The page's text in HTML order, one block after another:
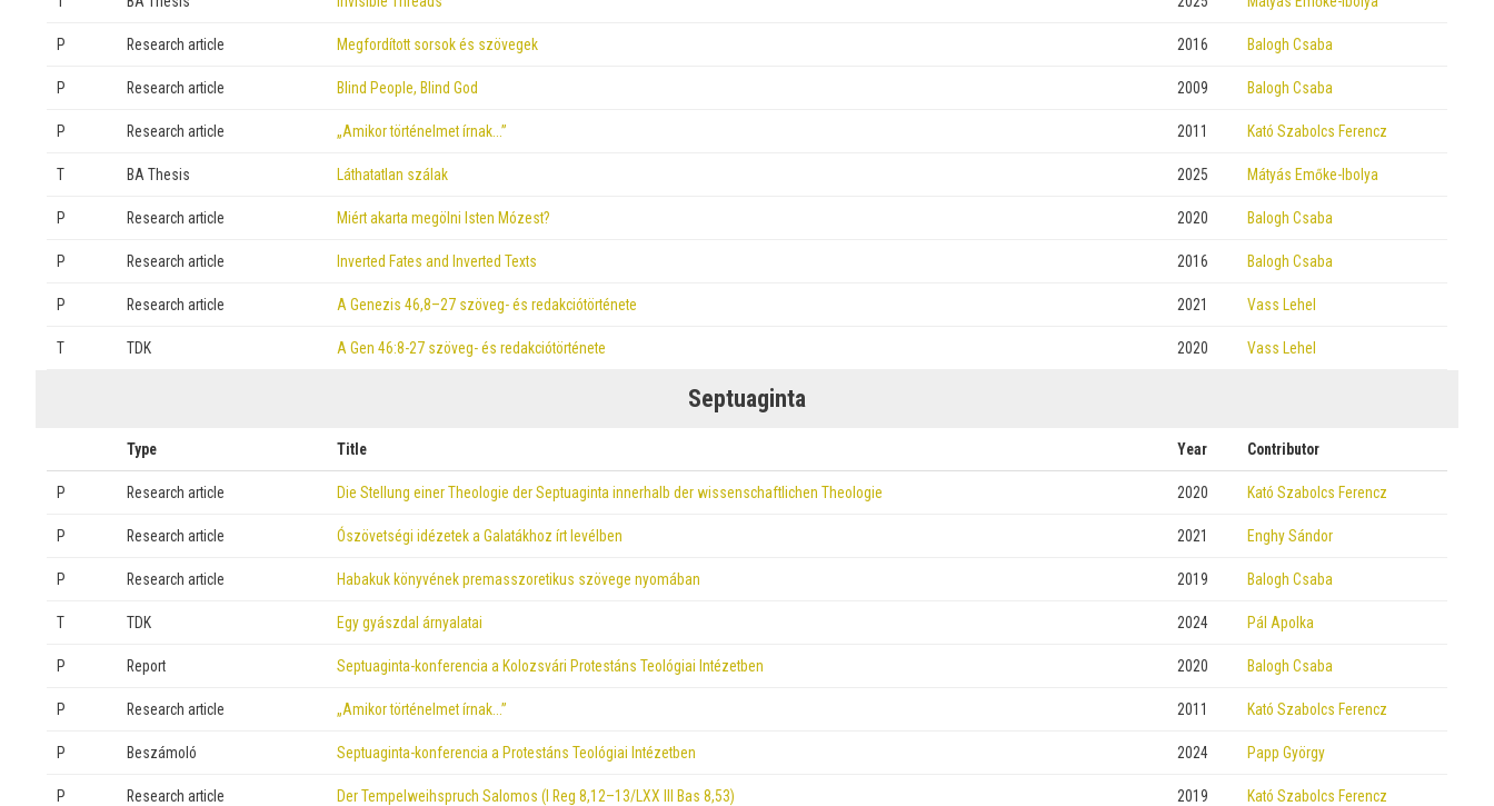
P Research article Megfordított sorsok és szövegek 2016 Balogh Csaba
P Research article Blind People, Blind God 2009 Balogh Csaba
P Research article „Amikor történelmet írnak…” 2011 Kató Szabolcs Ferencz
T BA Thesis Láthatatlan szálak 2025 Mátyás Emőke-Ibolya
P Research article Miért akarta megölni Isten Mózest? 2020 Balogh Csaba
P Research article Inverted Fates and Inverted Texts 2016 Balogh Csaba
P Research article A Genezis 46,8–27 szöveg- és redakciótörténete 2021 Vass Lehel
T TDK A Gen 46:8-27 szöveg- és redakciótörténete 2020 Vass Lehel
Septuaginta
Type Title Year Contributor
P Research article Die Stellung einer Theologie der Septuaginta innerhalb der wissenschaftlichen Theologie 2020 Kató Szabolcs Ferencz
P Research article Ószövetségi idézetek a Galatákhoz írt levélben 2021 Enghy Sándor
P Research article Habakuk könyvének premasszoretikus szövege nyomában 2019 Balogh Csaba
T TDK Egy gyászdal árnyalatai 2024 Pál Apolka
P Report Septuaginta-konferencia a Kolozsvári Protestáns Teológiai Intézetben 2020 Balogh Csaba
P Research article „Amikor történelmet írnak…” 2011 Kató Szabolcs Ferencz
P Beszámoló Septuaginta-konferencia a Protestáns Teológiai Intézetben 2024 Papp György
P Research article Der Tempelweihspruch Salomos (I Reg 8,12–13/LXX III Bas 8,53) 2019 Kató Szabolcs Ferencz